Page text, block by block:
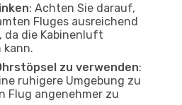
: Achten Sie darauf,
Fluges ausreichend
da die Kabinenluft
kann.
zu verwenden:
ruhigere Umgebung zu
Flug angenehmer zu